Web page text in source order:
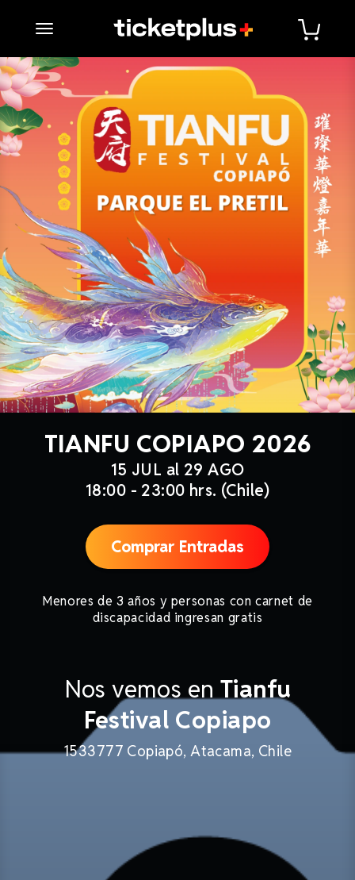
desplegar navegación
TIANFU COPIAPO 2026
15 JUL al 29 AGO
18:00 - 23:00 hrs. (Chile)
Comprar Entradas
Menores de 3 años y personas con carnet de
discapacidad ingresan gratis
Nos vemos enTianfu
Festival Copiapo
1533777 Copiapó, Atacama, Chile